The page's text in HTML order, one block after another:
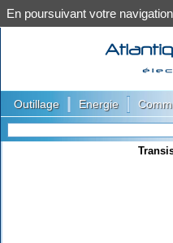
Outillage Energie
En poursuivant votre